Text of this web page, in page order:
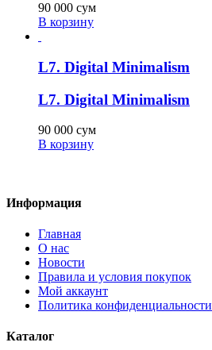
90 000 сум
В корзину
L7. Digital Minimalism
L7. Digital Minimalism
90 000 сум
В корзину
Информация
Главная
О нас
Новости
Правила и условия покупок
Мой аккаунт
Политика конфиденциальности
Каталог